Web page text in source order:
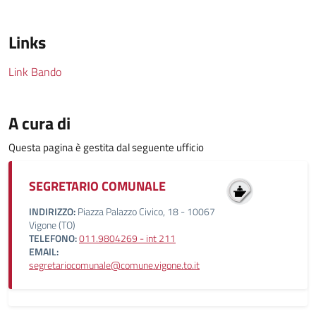
Links
Link Bando
A cura di
Questa pagina è gestita dal seguente ufficio
SEGRETARIO COMUNALE
INDIRIZZO:Piazza Palazzo Civico, 18 - 10067
Vigone (TO)
TELEFONO:011.9804269 - int 211
EMAIL:
segretariocomunale@comune.vigone.to.it